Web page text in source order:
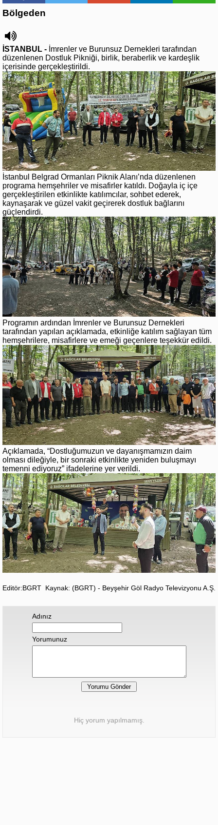
Bölgeden
İSTANBUL - İmrenler ve Burunsuz Dernekleri tarafından
düzenlenen Dostluk Pikniği, birlik, beraberlik ve kardeşlik
içerisinde gerçekleştirildi.
İstanbul Belgrad Ormanları Piknik Alanı’nda düzenlenen
programa hemşehriler ve misafirler katıldı. Doğayla iç içe
gerçekleştirilen etkinlikte katılımcılar, sohbet ederek,
kaynaşarak ve güzel vakit geçirerek dostluk bağlarını
güçlendirdi.
Programın ardından İmrenler ve Burunsuz Dernekleri
tarafından yapılan açıklamada, etkinliğe katılım sağlayan tüm
hemşehrilere, misafirlere ve emeği geçenlere teşekkür edildi.
Açıklamada, “Dostluğumuzun ve dayanışmamızın daim
olması dileğiyle, bir sonraki etkinlikte yeniden buluşmayı
temenni ediyoruz” ifadelerine yer verildi.
Editör:BGRT Kaynak: (BGRT) - Beyşehir Göl Radyo Televizyonu A.Ş.
Adınız
Yorumunuz
Hiç yorum yapılmamış.